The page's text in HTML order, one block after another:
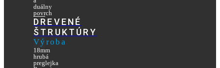
duálny
povrch
DREVENÉ
ŠTRUKTÚRY
Výroba
18mm
hrubá
preglejka